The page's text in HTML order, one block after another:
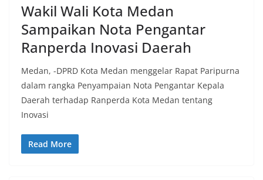
Wakil Wali Kota Medan
Sampaikan Nota Pengantar
Ranperda Inovasi Daerah
Medan, -DPRD Kota Medan menggelar Rapat Paripurna
dalam rangka Penyampaian Nota Pengantar Kepala
Daerah terhadap Ranperda Kota Medan tentang
Inovasi
Read More